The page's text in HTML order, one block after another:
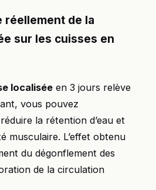
réellement de la
sur les cuisses en
localisée en 3 jours relève
vous pouvez
la rétention d’eau et
musculaire. L’effet obtenu
du dégonflement des
de la circulation